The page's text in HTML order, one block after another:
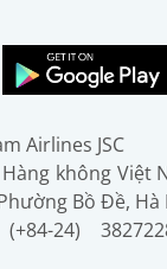
Airlines JSC
không Việt
Bồ Đề, Hà
24)